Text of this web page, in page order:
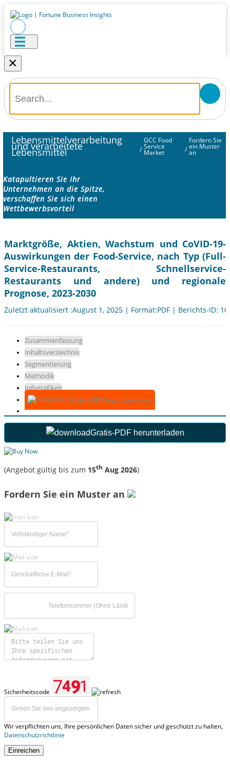
×
Lebensmittelverarbeitung
und verarbeitete
Lebensmittel /
GCC Food
Service
Market /
Fordern Sie
ein Muster
an
Katapultieren Sie Ihr
Unternehmen an die Spitze,
verschaffen Sie sich einen
Wettbewerbsvorteil
Marktgröße, Aktien, Wachstum und CoVID-19-
Auswirkungen der Food-Service, nach Typ (Full-
Service-Restaurants, Schnellservice-
Restaurants und andere) und regionale
Prognose, 2023-2030
Zuletzt aktualisiert :August 1, 2025 | Format:PDF | Berichts-ID:
Zusammenfassung
Inhaltsverzeichnis
Segmentierung
Methodik
Infografiken
Gratis-PDF herunterladen
Gratis-PDF herunterladen
(Angebot gültig bis zum 15th Aug 2026)
Fordern Sie ein Muster an
Sicherheitscode
Wir verpflichten uns, Ihre persönlichen Daten sicher und geschützt zu halten,
Datenschutzrichtlinie
Einreichen